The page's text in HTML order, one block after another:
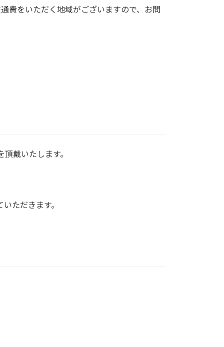
費をいただく地域がございますので、お問
戴いたします。
ただきます。